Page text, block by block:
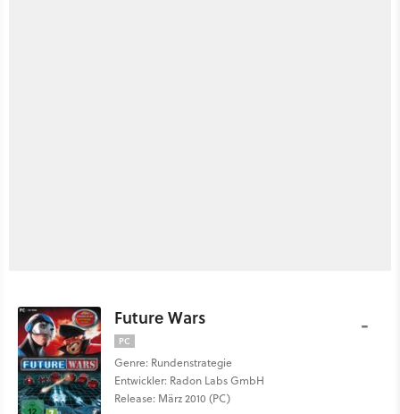
Future Wars
PC
Genre: Rundenstrategie
Entwickler: Radon Labs GmbH
Release: März 2010 (PC)
-